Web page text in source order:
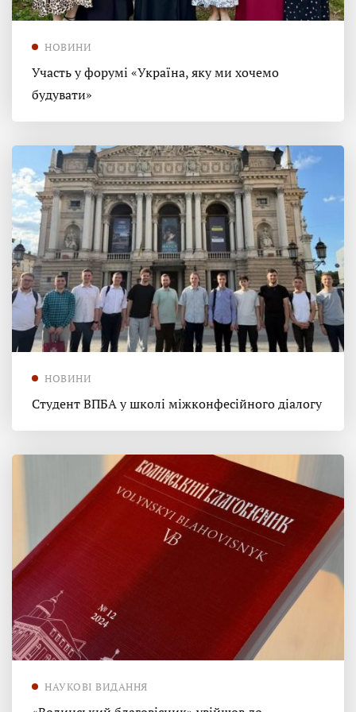
НОВИНИ
Участь у форумі «Україна, яку ми хочемо
будувати»
НОВИНИ
Студент ВПБА у школі міжконфесійного діалогу
НАУКОВІ ВИДАННЯ